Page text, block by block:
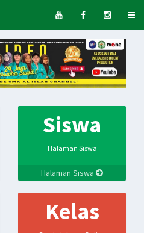
Siswa
Halaman Siswa
Halaman Siswa
Kelas